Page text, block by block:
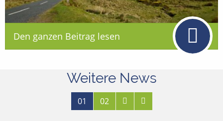
Den ganzen Beitrag lesen
Weitere News
01 02